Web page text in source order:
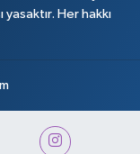
Her hakkı